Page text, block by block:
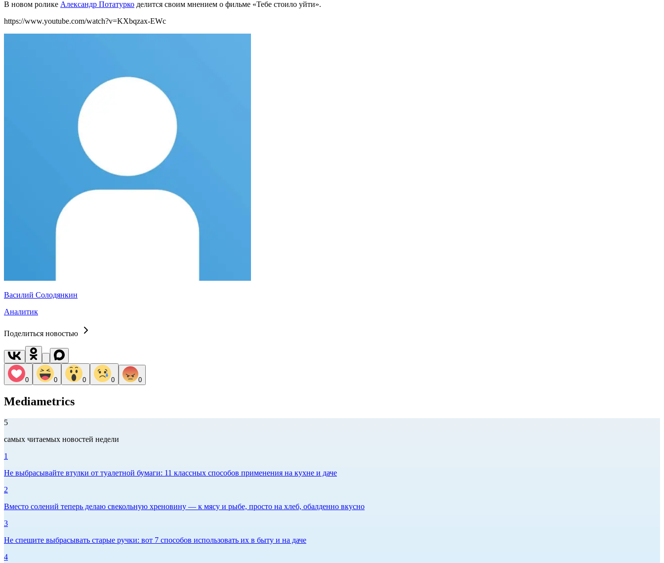
В новом ролике Александр Потатурко делится своим мнением о фильме «Тебе стоило уйти».
https://www.youtube.com/watch?v=KXbqzax-EWc
Василий Солодянкин
Аналитик
Поделиться новостью
0 0 0 0 0
Mediametrics
5
самых читаемых новостей недели
1
Не выбрасывайте втулки от туалетной бумаги: 11 классных способов применения на кухне и даче
2
Вместо солений теперь делаю свекольную хреновину — к мясу и рыбе, просто на хлеб, обалденно вкусно
3
Не спешите выбрасывать старые ручки: вот 7 способов использовать их в быту и на даче
4